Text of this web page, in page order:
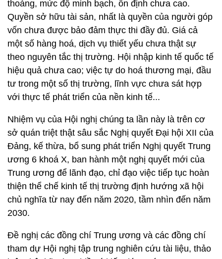
thoáng, mức độ minh bạch, ổn định chưa cao.
Quyền sở hữu tài sản, nhất là quyền của người góp
vốn chưa được bảo đảm thực thi đầy đủ. Giá cả
một số hàng hoá, dịch vụ thiết yếu chưa thật sự
theo nguyên tắc thị trường. Hội nhập kinh tế quốc tế
hiệu quả chưa cao; việc tự do hoá thương mại, đầu
tư trong một số thị trường, lĩnh vực chưa sát hợp
với thực tế phát triển của nền kinh tế...
Nhiệm vụ của Hội nghị chúng ta lần này là trên cơ
sở quán triệt thật sâu sắc Nghị quyết Đại hội XII của
Đảng, kế thừa, bổ sung phát triển Nghị quyết Trung
ương 6 khoá X, ban hành một nghị quyết mới của
Trung ương để lãnh đạo, chỉ đạo việc tiếp tục hoàn
thiện thể chế kinh tế thị trường định hướng xã hội
chủ nghĩa từ nay đến năm 2020, tầm nhìn đến năm
2030.
Đề nghị các đồng chí Trung ương và các đồng chí
tham dự Hội nghị tập trung nghiên cứu tài liệu, thảo